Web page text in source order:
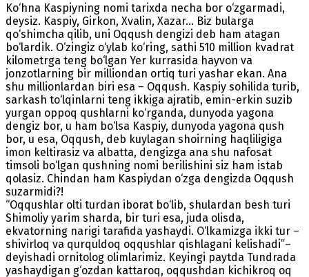
Ko‘hna Kaspiyning nomi tarixda necha bor o‘zgarmadi,
deysiz. Kaspiy, Girkon, Xvalin, Xazar... Biz bularga
qo‘shimcha qilib, uni Oqqush dengizi deb ham atagan
bo‘lardik. O‘zingiz o‘ylab ko‘ring, sathi 510 million kvadrat
kilometrga teng bo‘lgan Yer kurrasida hayvon va
jonzotlarning bir milliondan ortiq turi yashar ekan. Ana
shu millionlardan biri esa – Oqqush. Kaspiy sohilida turib,
sarkash to‘lqinlarni teng ikkiga ajratib, emin-erkin suzib
yurgan oppoq qushlarni ko‘rganda, dunyoda yagona
dengiz bor, u ham bo‘lsa Kaspiy, dunyoda yagona qush
bor, u esa, Oqqush, deb kuylagan shoirning haqliligiga
imon keltirasiz va albatta, dengizga ana shu nafosat
timsoli bo‘lgan qushning nomi berilishini siz ham istab
qolasiz. Chindan ham Kaspiydan o‘zga dengizda Oqqush
suzarmidi?!
“Oqqushlar olti turdan iborat bo‘lib, shulardan besh turi
Shimoliy yarim sharda, bir turi esa, juda olisda,
ekvatorning narigi tarafida yashaydi. O‘lkamizga ikki tur –
shivirloq va qurquldoq oqqushlar qishlagani kelishadi”–
deyishadi ornitolog olimlarimiz. Keyingi paytda Tundrada
yashaydigan g‘ozdan kattaroq, oqqushdan kichikroq oq